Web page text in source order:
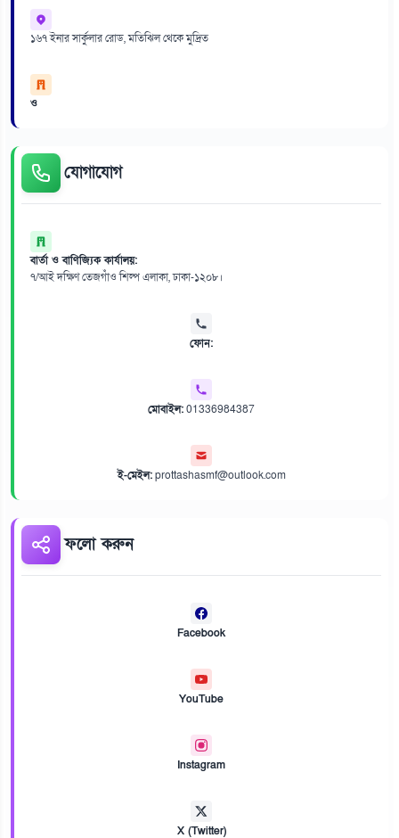
১৬৭ ইনার সার্কুলার রোড, মতিঝিল থেকে মুদ্রিত
ও
যোগাযোগ
বার্তা ও বাণিজ্যিক কার্যালয়:
৭/আই দক্ষিণ তেজগাঁও শিল্প এলাকা, ঢাকা-১২০৮।
ফোন:
মোবাইল:01336984387
ই-মেইল:prottashasmf@outlook.com
ফলো করুন
Facebook
YouTube
Instagram
X (Twitter)